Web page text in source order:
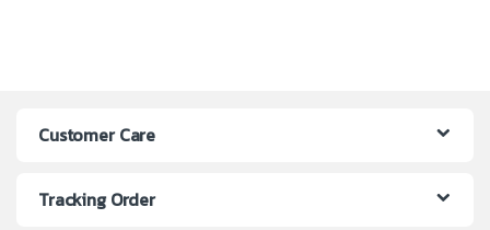
Customer Care
Tracking Order